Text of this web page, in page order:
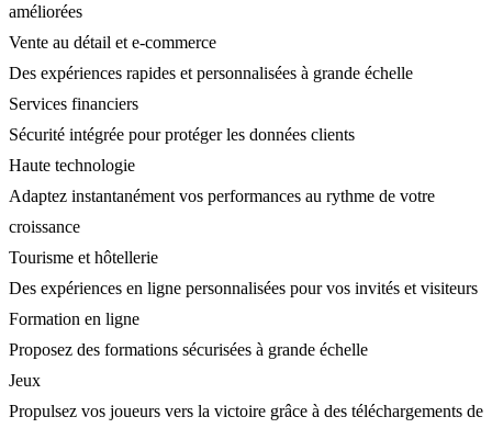
améliorées
Vente au détail et e-commerce
Des expériences rapides et personnalisées à grande échelle
Services financiers
Sécurité intégrée pour protéger les données clients
Haute technologie
Adaptez instantanément vos performances au rythme de votre
croissance
Tourisme et hôtellerie
Des expériences en ligne personnalisées pour vos invités et visiteurs
Formation en ligne
Proposez des formations sécurisées à grande échelle
Jeux
Propulsez vos joueurs vers la victoire grâce à des téléchargements de